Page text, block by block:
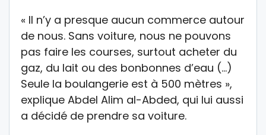
« Il n’y a presque aucun commerce autour
de nous. Sans voiture, nous ne pouvons
pas faire les courses, surtout acheter du
gaz, du lait ou des bonbonnes d’eau (…)
Seule la boulangerie est à 500 mètres »,
explique Abdel Alim al-Abded, qui lui aussi
a décidé de prendre sa voiture.